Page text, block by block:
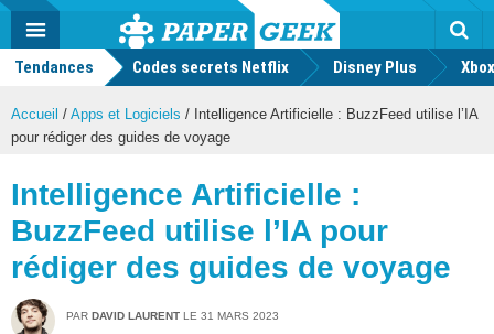
Actu
geek
MENU
Tendances Codes secrets Netflix Disney Plus
Accueil / Apps et Logiciels / Intelligence Artificielle : BuzzFeed utilise l’IA
pour rédiger des guides de voyage
Intelligence Artificielle :
BuzzFeed utilise l’IA pour
rédiger des guides de voyage
PAR DAVID LAURENT LE 31 MARS 2023
Mode
FacebookTwitter Youtube